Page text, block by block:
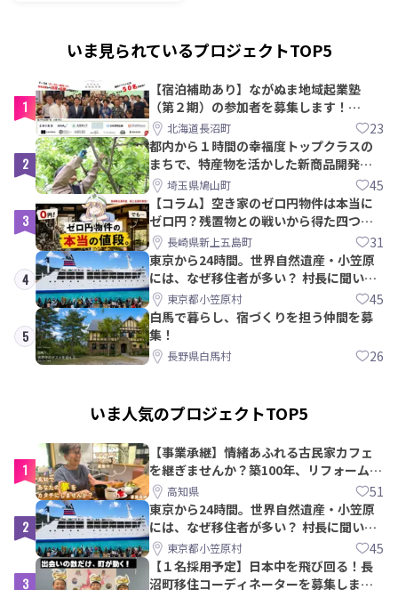
いま見られているプロジェクトTOP5
1
【宿泊補助あり】ながぬま地域起業塾
（第２期）の参加者を募集します！
【8/21〆】
北海道長沼町 23
2
都内から１時間の幸福度トップクラスの
まちで、特産物を活かした新商品開発＆
PRメンバー募集！
埼玉県鳩山町 45
3
【コラム】空き家のゼロ円物件は本当に
ゼロ円？残置物との戦いから得た四つの
教訓｜新上五島町
長崎県新上五島町 31
4
東京から24時間。世界自然遺産・小笠原
には、なぜ移住者が多い？ 村長に聞いて
みた東京都小笠原村 45
5
白馬で暮らし、宿づくりを担う仲間を募
集！
長野県白馬村 26
いま人気のプロジェクトTOP5
1
【事業承継】情緒あふれる古民家カフェ
を継ぎませんか？築100年、リフォームか
ら約10年！
高知県 51
2
東京から24時間。世界自然遺産・小笠原
には、なぜ移住者が多い？ 村長に聞いて
みた東京都小笠原村 45
3
【１名採用予定】日本中を飛び回る！長
沼町移住コーディネーターを募集しま